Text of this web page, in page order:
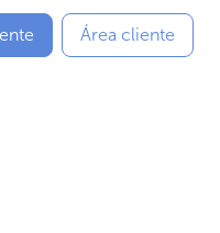
Área cliente